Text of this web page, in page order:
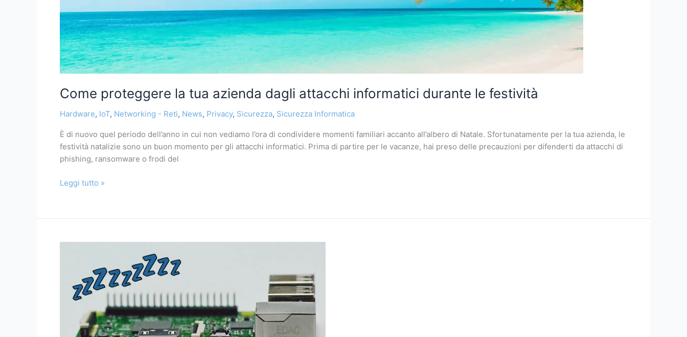
Come proteggere la tua azienda dagli attacchi informatici durante le festività
Hardware, IoT, Networking - Reti, News, Privacy, Sicurezza, Sicurezza Informatica
È di nuovo quel periodo dell’anno in cui non vediamo l’ora di condividere momenti familiari accanto all’albero di Natale. Sfortunatamente per la tua azienda, le
festività natalizie sono un buon momento per gli attacchi informatici. Prima di partire per le vacanze, hai preso delle precauzioni per difenderti da attacchi di
phishing, ransomware o frodi del
Leggi tutto »
regolare
temperatura
della